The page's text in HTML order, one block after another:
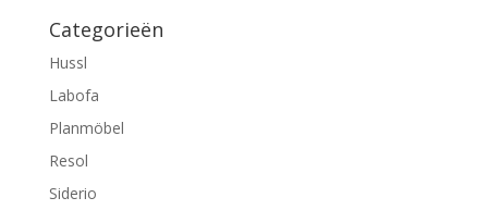
Categorieën
Hussl
Labofa
Planmöbel
Resol
Siderio